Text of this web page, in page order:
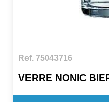
Ref. 75043716
VERRE NONIC